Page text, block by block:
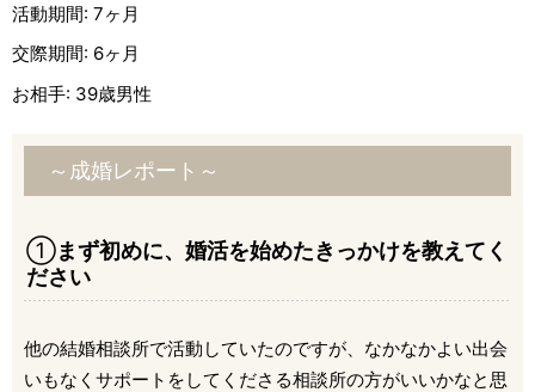
活動期間: 7ヶ月
交際期間: 6ヶ月
お相手: 39歳男性
～成婚レポート～
①まず初めに、婚活を始めたきっかけを教えてく
ださい
他の結婚相談所で活動していたのですが、なかなかよい出会
いもなくサポートをしてくださる相談所の方がいいかなと思